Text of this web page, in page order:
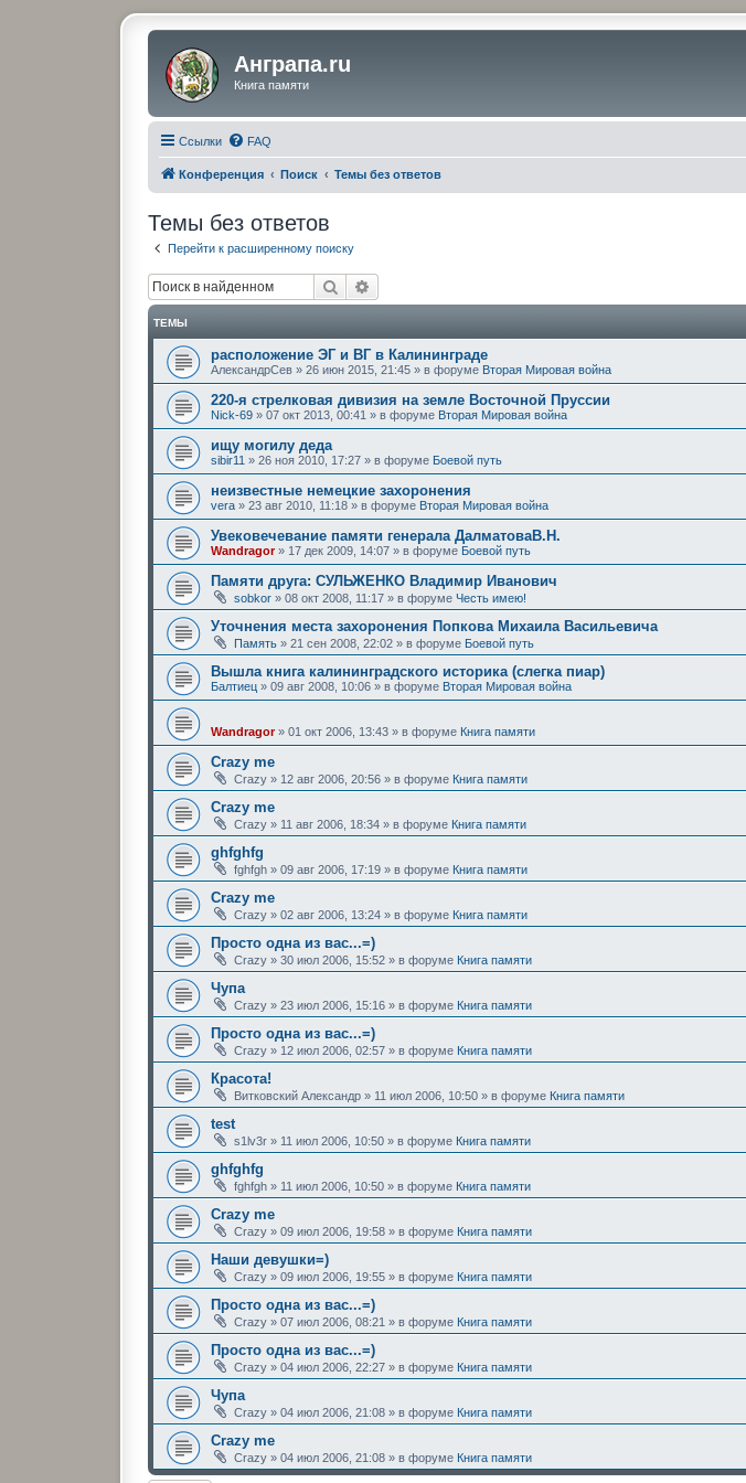
Анграпа.ru
Книга памяти
Ссылки FAQ
Конференция Поиск Темы без ответов
Темы без ответов
Перейти к расширенному поиску
Поиск
ТЕМЫ
расположение ЭГ и ВГ в Калининграде
АлександрСев »26 июн 2015, 21:45 » в форуме Вторая Мировая война
220-я стрелковая дивизия на земле Восточной Пруссии
Nick-69 »07 окт 2013, 00:41 » в форуме Вторая Мировая война
ищу могилу дедa
sibir11 »26 ноя 2010, 17:27 » в форуме Боевой путь
неизвестные немецкие захоронения
vera »23 авг 2010, 11:18 » в форуме Вторая Мировая война
Увековечевание памяти генерала ДалматоваВ.Н.
Wandragor» 17 дек 2009, 14:07 » в форуме Боевой путь
Памяти друга: СУЛЬЖЕНКО Владимир Иванович
sobkor »08 окт 2008, 11:17 » в форумеЧесть имею!
Уточнения места захоронения Попкова Михаила Васильевича
Память »21 сен 2008, 22:02 » в форуме Боевой путь
Вышла книга калининградского историка (слегка пиар)
Балтиец »09 авг 2008, 10:06 » в форуме Вторая Мировая война
Wandragor»01 окт 2006, 13:43 » в форуме Книга памяти
Crazy me
Crazy » 12 авг 2006, 20:56 » в форуме Книга памяти
Crazy me
Crazy » 11 авг 2006, 18:34 » в форуме Книга памяти
ghfghfg
fghfgh »09 авг 2006, 17:19 » в форуме Книга памяти
Crazy me
Crazy »02 авг 2006, 13:24 » в форуме Книга памяти
Просто одна из вас...=)
Crazy »30 июл 2006, 15:52 » в форуме Книга памяти
Чупа
Crazy »23 июл 2006, 15:16 » в форуме Книга памяти
Просто одна из вас...=)
Crazy » 12 июл 2006, 02:57 » в форуме Книга памяти
Красота!
Витковский Александр » 11 июл 2006, 10:50 » в форуме Книга памяти
test
s1lv3r » 11 июл 2006, 10:50 » в форуме Книга памяти
ghfghfg
fghfgh » 11 июл 2006, 10:50 » в форуме Книга памяти
Crazy me
Crazy »09 июл 2006, 19:58 » в форуме Книга памяти
Наши девушки=)
Crazy »09 июл 2006, 19:55 » в форуме Книга памяти
Просто одна из вас...=)
Crazy »07 июл 2006, 08:21 » в форуме Книга памяти
Просто одна из вас...=)
Crazy »04 июл 2006, 22:27 » в форуме Книга памяти
Чупа
Crazy »04 июл 2006, 21:08 » в форуме Книга памяти
Crazy me
Crazy »04 июл 2006, 21:08 » в форуме Книга памяти